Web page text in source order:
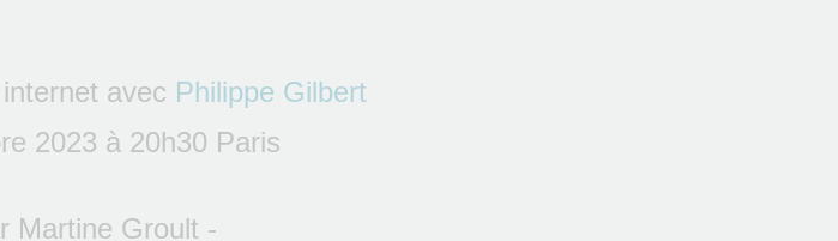
avec Philippe Gilbert
2023 à 20h30 Paris
Martine Groult -